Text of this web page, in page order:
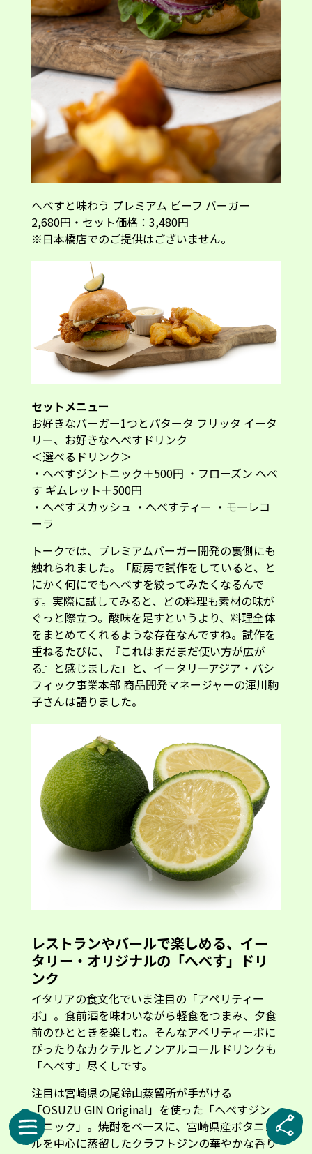
へべすと味わう プレミアム ビーフ バーガー
2,680円・セット価格：3,480円
※日本橋店でのご提供はございません。
セットメニュー
お好きなバーガー1つとパタータ フリッタ イータ
リー、お好きなへべすドリンク
＜選べるドリンク＞
・へべすジントニック＋500円 ・フローズン へべ
す ギムレット＋500円
・へべすスカッシュ ・へべすティー ・モーレコ
ーラ
トークでは、プレミアムバーガー開発の裏側にも
触れられました。「厨房で試作をしていると、と
にかく何にでもへべすを絞ってみたくなるんで
す。実際に試してみると、どの料理も素材の味が
ぐっと際立つ。酸味を足すというより、料理全体
をまとめてくれるような存在なんですね。試作を
重ねるたびに、『これはまだまだ使い方が広が
る』と感じました」と、イータリーアジア・パシ
フィック事業本部 商品開発マネージャーの渾川駒
子さんは語りました。
レストランやバールで楽しめる、イー
タリー・オリジナルの「へべす」ドリ
ンク
イタリアの食文化でいま注目の「アペリティー
ボ」。食前酒を味わいながら軽食をつまみ、夕食
前のひとときを楽しむ。そんなアペリティーボに
ぴったりなカクテルとノンアルコールドリンクも
「へべす」尽くしです。
注目は宮崎県の尾鈴山蒸留所が手がける
「OSUZU GIN Original」を使った「へべすジン
トニック」。焼酎をベースに、宮崎県産ボタニカ
ルを中心に蒸留したクラフトジンの華やかな香り